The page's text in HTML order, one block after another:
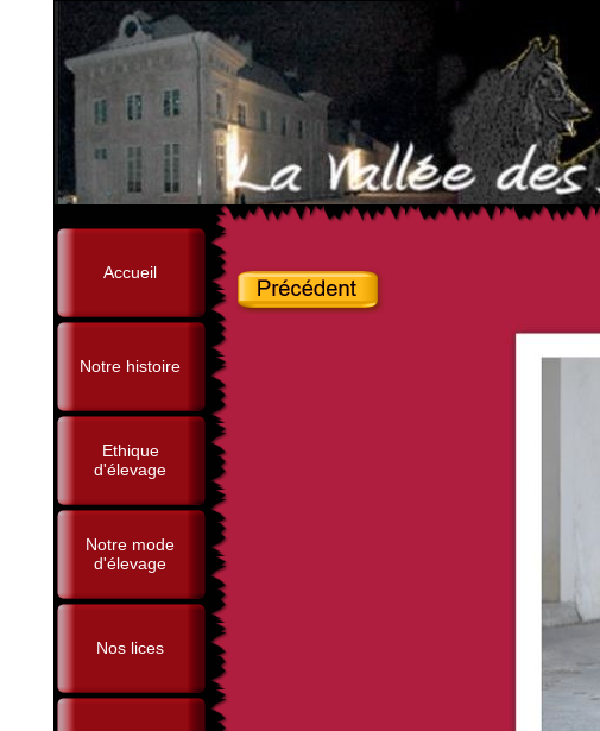
Accueil
Notre histoire
Ethique
d'élevage
Notre mode
d'élevage
Nos lices